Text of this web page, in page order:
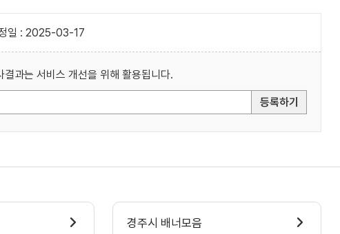
일 : 2025-03-17
과는 서비스 개선을 위해 활용됩니다.
등록하기
경주시 배너모음